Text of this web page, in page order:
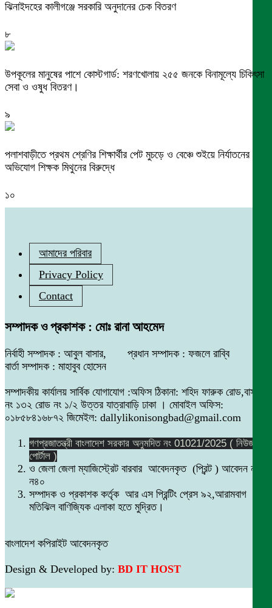
ঝিনাইদহের কালীগঞ্জে সরকারি অনুদানের চেক বিতরণ
৮
উপকূলের মানুষের পাশে কোস্টগার্ড: শরণখোলায় ২৫৫ জনকে বিনামূল্যে চিকিৎসা
সেবা ও ওষুধ বিতরণ।
৯
পলাশবাড়ীতে প্রথম শ্রেণির শিক্ষার্থীর পেট মুচড়ে ও বেঞ্চে শুইয়ে নির্যাতনের
অভিযোগ শিক্ষক মিথুনের বিরুদ্ধে
১০
আমাদের পরিবার
Privacy Policy
Contact
সম্পাদক ও প্রকাশক : মোঃ রানা আহমেদ
নির্বাহী সম্পাদক : আবুল বাসার, প্রধান সম্পাদক : ফজলে রাব্বি
বার্তা সম্পাদক : মাহাবুব হোসেন
সম্পাদকীয় কার্যালয় সার্বিক যোগাযোগ :অফিস ঠিকানা: শহিদ ফারুক রোড,বাসা
নং ১৩২ রোড নং ১/২ উত্তর যাত্রাবাড়ি ঢাকা । মোবাইল অফিস:
০১৮৫৮৪১৬৮৭২ জিমেইল: dallylikonisongbad@gmail.com
গণপ্রজাতন্ত্রী বাংলাদেশ সরকার অনুমদিত নং 01021/2025 ( নিউজ
পোর্টাল )
ও জেলা জেলা ম্যাজিস্ট্রেট বারবার আবেদনকৃত (প্রিন্ট ) আবেদন নং
ন৪০
সম্পাদক ও প্রকাশক কর্তৃক আর এস প্রিন্টিং প্রেস ৯২,আরামবাগ
মতিঝিল বাণিজ্যিক এলাকা হতে মুদ্রিত।
বাংলাদেশ কপিরাইট আবেদনকৃত
Design & Developed by: BD IT HOST